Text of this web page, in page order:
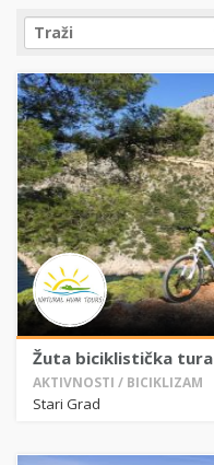
Žuta biciklistička tura
AKTIVNOSTI / BICIKLIZAM
Stari Grad